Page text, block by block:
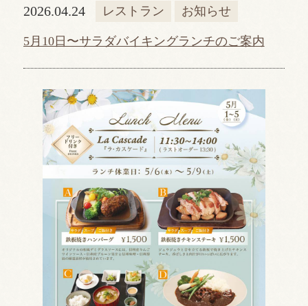
2026.04.24 レストラン お知らせ
5月10日〜サラダバイキングランチのご案内